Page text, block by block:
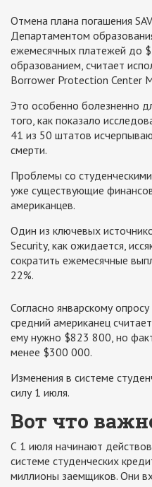
Отмена плана погашения
Департаментом
ежемесячных платежей до
образованием, считает
Borrower Protection Center
Это особенно болезненно
того, как показало
41 из 50 штатов
смерти.
Проблемы со
уже существующие
американцев.
Один из ключевых
Security, как ожидается,
сократить ежемесячные
22%.
Согласно январскому
средний американец
ему нужно $823 800, но
менее $300 000.
Изменения в системе
силу 1 июля.
Вот что
С 1 июля начинают
системе студенческих
миллионы заемщиков. Они